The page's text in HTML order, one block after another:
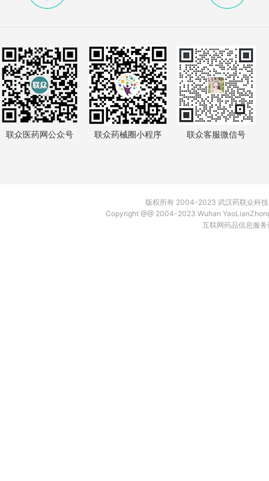
联众医药网公众号 联众药械圈小程序 联众客服微信号
版权所有 2004-2023 武汉药联众科
Copyright @@ 2004-2023 Wuhan
互联网药品信息服